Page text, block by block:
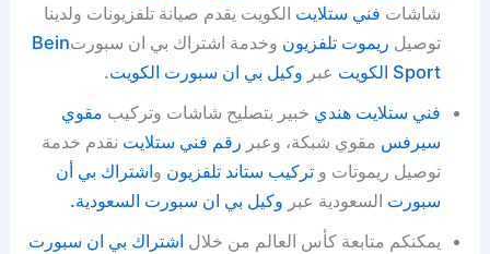
شاشات فني ستلايت الكويت يقدم صيانة تلفزيونات ولدينا
توصيل ريموت تلفزيون وخدمة اشتراك بي ان سبورتBein
Sport الكويت
عبر وكيل بي ان سبورت الكويت.
فني ستلايت هندي خبير بتصليح شاشات وتركيب مقوي
سيرفس مقوي شبكة، وعبر رقم فني ستلايت نقدم خدمة
توصيل ريموتات وتركيب ستاند تلفزيون واشتراك بي أن
سبورت السعودية عبر وكيل بي ان سبورت السعودية.
يمكنكم متابعة كأس العالم من خلال اشتراك بي ان سبورت